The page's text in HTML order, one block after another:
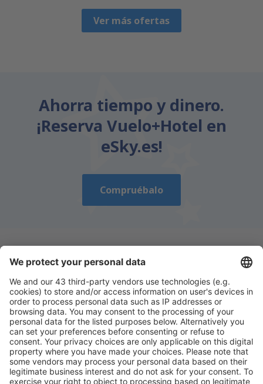
Ver más ofertas
Ahorra tiempo y dinero.
¡Reserva Vuelo+Hotel en
eSky.es!
Compruébalo
Descarga nuestra appy planifica
cómodamente tus viajes